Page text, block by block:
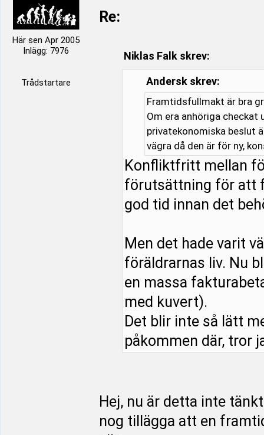
Här sen Apr 2005
Inlägg: 7976
Trådstartare
Re:
Niklas Falk skrev:
Andersk skrev:
Framtidsfullmakt är bra
Om era anhöriga
privatekonomiska beslut
vägra då den är för ny,
Konfliktfritt mellan
förutsättning för att
god tid innan det
Men det hade varit
föräldrarnas liv. Nu
en massa
med kuvert).
Det blir inte så lätt
påkommen där, tror
Hej, nu är detta inte
nog tillägga att en